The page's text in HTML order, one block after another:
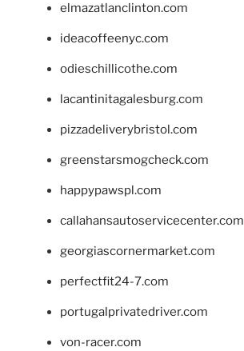
elmazatlanclinton.com
ideacoffeenyc.com
odieschillicothe.com
lacantinitagalesburg.com
pizzadeliverybristol.com
greenstarsmogcheck.com
happypawspl.com
callahansautoservicecenter.com
georgiascornermarket.com
perfectfit24-7.com
portugalprivatedriver.com
von-racer.com